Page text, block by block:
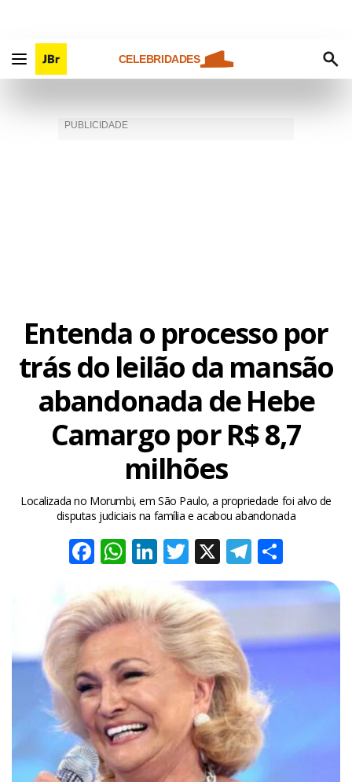
CELEBRIDADES
Entenda o processo por
trás do leilão da mansão
abandonada de Hebe
Camargo por R$ 8,7
milhões
Localizada no Morumbi, em São Paulo, a propriedade foi alvo de
disputas judiciais na família e acabou abandonada
Facebook
WhatsApp
LinkedIn
Twitter
X